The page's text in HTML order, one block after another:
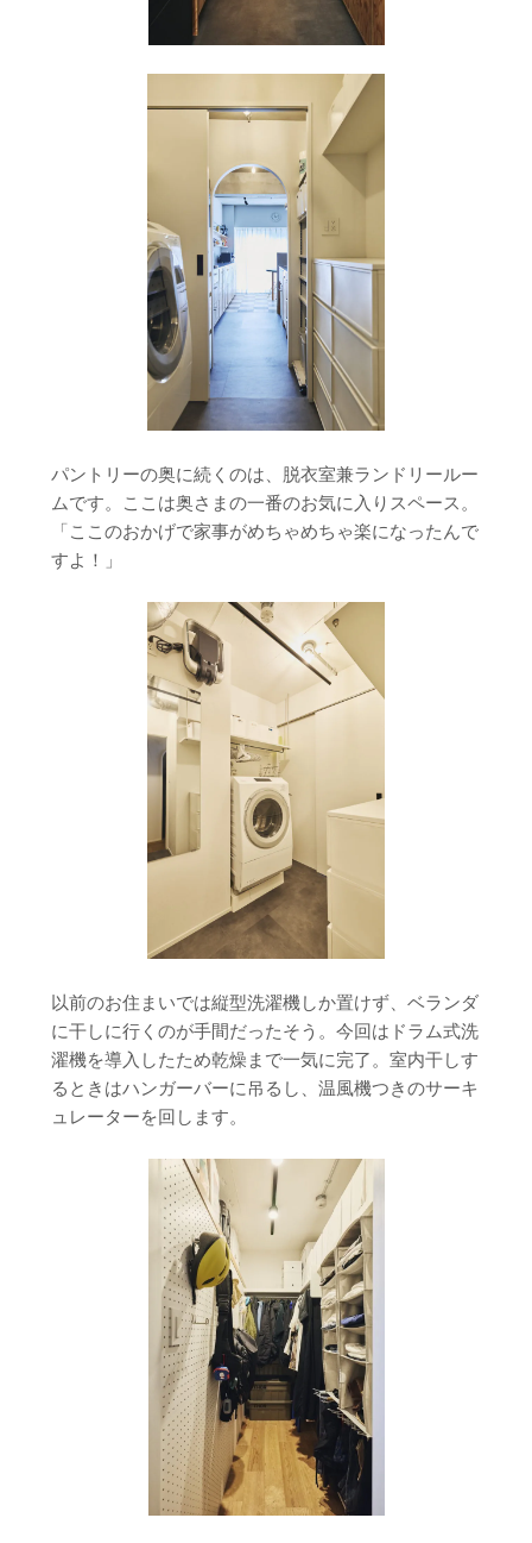
パントリーの奥に続くのは、脱衣室兼ランドリールー
ムです。ここは奥さまの一番のお気に入りスペース。
「ここのおかげで家事がめちゃめちゃ楽になったんで
すよ！」
以前のお住まいでは縦型洗濯機しか置けず、ベランダ
に干しに行くのが手間だったそう。今回はドラム式洗
濯機を導入したため乾燥まで一気に完了。室内干しす
るときはハンガーバーに吊るし、温風機つきのサーキ
ュレーターを回します。